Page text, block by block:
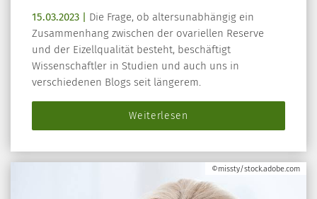
15.03.2023 | Die Frage, ob altersunabhängig ein
Zusammenhang zwischen der ovariellen Reserve
und der Eizellqualität besteht, beschäftigt
Wissenschaftler in Studien und auch uns in
verschiedenen Blogs seit längerem.
Weiterlesen
©missty/stock.adobe.com